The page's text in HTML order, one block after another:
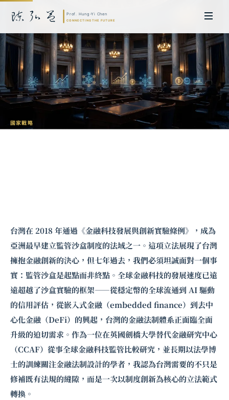
國家戰略
台灣在 2018 年通過《金融科技發展與創新實驗條例》，成為
亞洲最早建立監管沙盒制度的法域之一。這項立法展現了台灣
擁抱金融創新的決心，但七年過去，我們必須坦誠面對一個事
實：監管沙盒是起點而非終點。全球金融科技的發展速度已遠
遠超越了沙盒實驗的框架——從穩定幣的全球流通到 AI 驅動
的信用評估，從嵌入式金融（embedded finance）到去中
心化金融（DeFi）的興起，台灣的金融法制體系正面臨全面
升級的迫切需求。作為一位在英國劍橋大學替代金融研究中心
（CCAF）從事全球金融科技監管比較研究，並長期以法學博
士的訓練關注金融法制設計的學者，我認為台灣需要的不只是
修補既有法規的縫隙，而是一次以制度創新為核心的立法範式
轉換。